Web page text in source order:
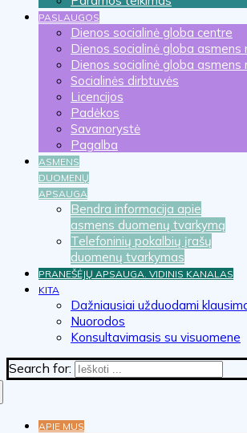
PASLAUGOS
Dienos socialinė globa centre
Dienos socialinė globa asmens
Dienos socialinė globa asmens
Socialinės dirbtuvės
Licencijos
Padėkos
Savanorystė
Pagalba
ASMENS
DUOMENŲ
APSAUGA
Bendra informacija apie
asmens duomenų tvarkymą
Telefoninių pokalbių įrašų
duomenų tvarkymas
PRANEŠĖJŲ APSAUGA. VIDINIS KANALAS
KITA
Dažniausiai užduodami
Nuorodos
Konsultavimasis su visuomene
Search for:
APIE MUS